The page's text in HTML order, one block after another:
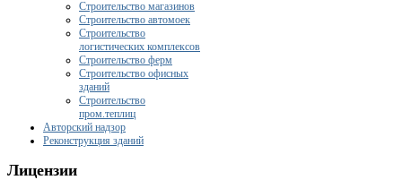
Строительство магазинов
Строительство автомоек
Строительство
логистических комплексов
Строительство ферм
Строительство офисных
зданий
Строительство
пром.теплиц
Авторский надзор
Реконструкция зданий
Лицензии